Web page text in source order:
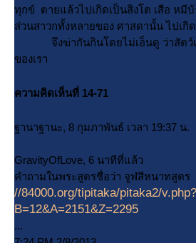
ทุกข์ ตายแล้วไปเกิดเป็นสิงโต เสือ หมีบ้
ส่วนสาวกทั้งหลายของ ศาสดานั้น ไปเกิ
จึงฆ่ากันกินโดยไม่เอ็นดู ว่าสัตว์เห
ของเรา
ความคิดเห็นที่ 14-71
ฐานาฐานะ, 8 กุมภาพันธ์ เวลา 19:37 น.
GravityOfLove, 6 นาทีที่แล้ว
คำถามในพระสูตรชื่อว่า จูฬสีหนาทสูตร
//84000.org/tipitaka/pitaka2/v.php?
B=12&A=2151&Z=2295
...